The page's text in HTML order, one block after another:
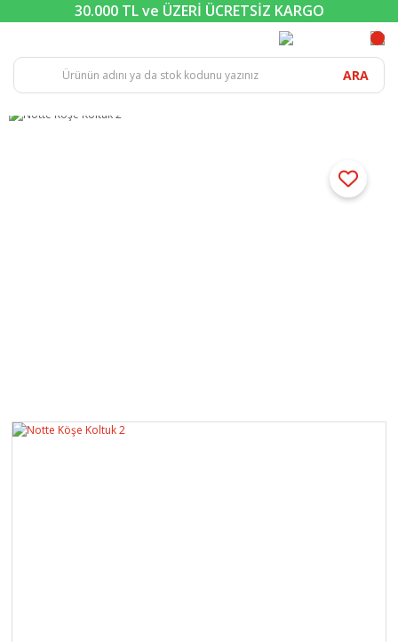
30.000 TL ve ÜZERİ ÜCRETSİZ KARGO
ARA